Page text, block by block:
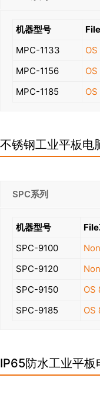
机器型号
MPC-1133
MPC-1156
MPC-1185
不锈钢工业平板电
SPC系列
机器型号
SPC-9100
SPC-9120
SPC-9150
OS
SPC-9185
OS
IP65防水工业平板